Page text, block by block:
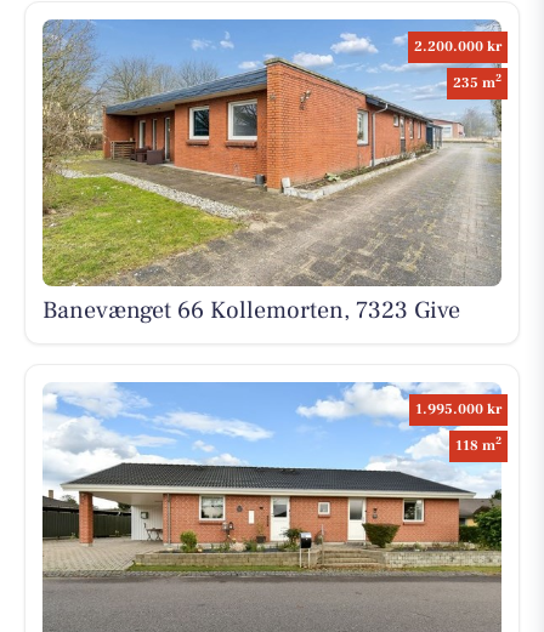
2.200.000 kr
235 m2
Banevænget 66 Kollemorten, 7323 Give
1.995.000 kr
118 m2